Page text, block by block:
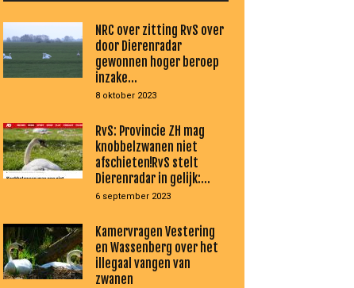
NRC over zitting RvS over
door Dierenradar
gewonnen hoger beroep
inzake...
8 oktober 2023
RvS: Provincie ZH mag
knobbelzwanen niet
afschieten!RvS stelt
Dierenradar in gelijk:...
6 september 2023
Kamervragen Vestering
en Wassenberg over het
illegaal vangen van
zwanen